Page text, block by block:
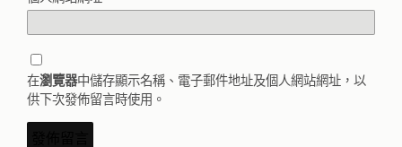
在瀏覽器中儲存顯示名稱、電子郵件地址及個人網站網址，以
供下次發佈留言時使用。